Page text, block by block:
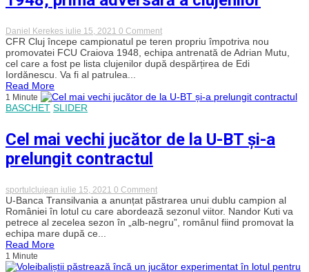
Daniel Kerekes iulie 15, 2021 0 Commenton
Start
în
Liga
1
CFR
FC
U
clujenilor
CFR Cluj începe campionatul pe teren propriu împotriva nou
promovatei FCU Craiova 1948, echipa antrenată de Adrian Mutu,
cel care a fost pe lista clujenilor după despărțirea de Edi
Iordănescu. Va fi al patrulea...
Read More
1 Minute
BASCHET SLIDER
Cel mai vechi jucător de la U-BT și-a
prelungit contractul
sportulclujean iulie 15, 2021 0 Commenton
Cel
mai
vechi
jucător
BT
U-Banca Transilvania a anunțat păstrarea unui dublu campion al
României în lotul cu care abordează sezonul viitor. Nandor Kuti va
petrece al zecelea sezon în „alb-negru”, românul fiind promovat la
echipa mare după ce...
Read More
1 Minute